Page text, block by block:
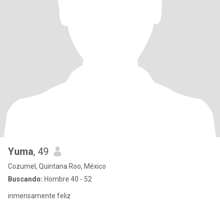
Yuma, 49
Cozumel, Quintana Roo, México
Buscando: Hombre 40 - 52
inmensamente feliz